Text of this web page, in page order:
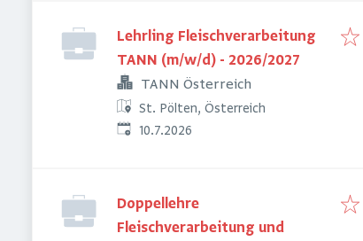
Lehrling Fleischverarbeitung
TANN (m/w/d) - 2026/2027
TANN Österreich
St. Pölten, Österreich
Veröffentlicht
10.7.2026
Doppellehre
Fleischverarbeitung und